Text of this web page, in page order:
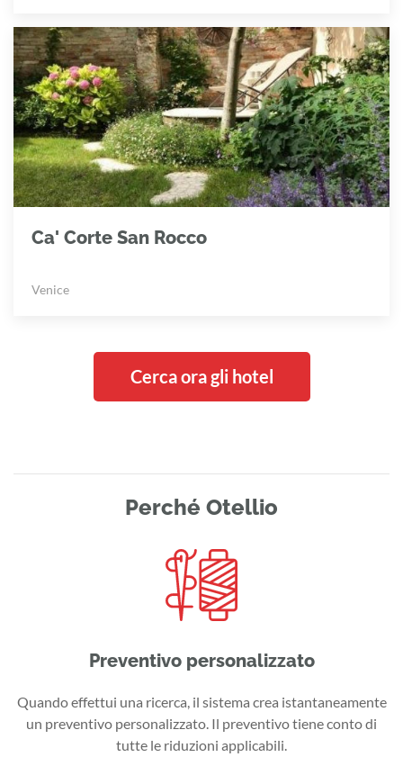
Ca' Corte San Rocco
Venice
Cerca ora gli hotel
Perché Otellio
Preventivo personalizzato
Quando effettui una ricerca, il sistema crea istantaneamente
un preventivo personalizzato. Il preventivo tiene conto di
tutte le riduzioni applicabili.